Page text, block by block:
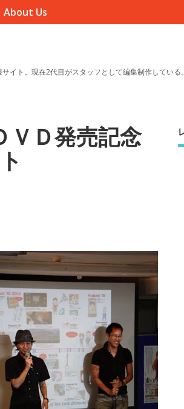
About Us
イト。現在2代目がスタッフとして編集制作している。
ＶＤ発売記念